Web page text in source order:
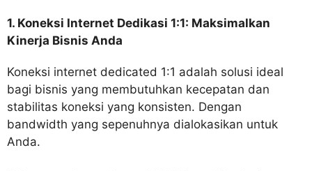
1. Koneksi Internet Dedikasi 1:1: Maksimalkan
Kinerja Bisnis Anda
Koneksi internet dedicated 1:1 adalah solusi ideal
bagi bisnis yang membutuhkan kecepatan dan
stabilitas koneksi yang konsisten. Dengan
bandwidth yang sepenuhnya dialokasikan untuk
Anda.